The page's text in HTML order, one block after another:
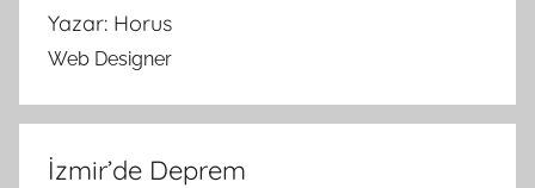
Yazar: Horus
Web Designer
İzmir’de Deprem